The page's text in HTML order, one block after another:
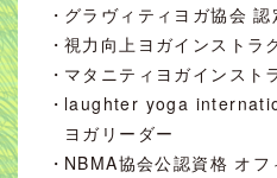
グラヴィティヨガ協会 認
視力向上ヨガインストラ
マタニティヨガインスト
laughter yoga
ヨガリーダー
NBMA協会公認資格 オフ